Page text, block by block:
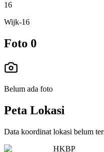
16
Wijk-16
Foto 0
Belum ada foto
Peta Lokasi
Data koordinat lokasi belum
HKBP